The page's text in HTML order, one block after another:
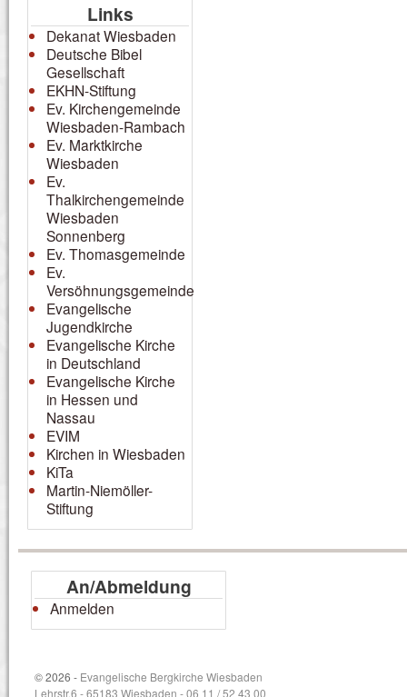
Links
Dekanat Wiesbaden
Deutsche Bibel
Gesellschaft
EKHN-Stiftung
Ev. Kirchengemeinde
Wiesbaden-Rambach
Ev. Marktkirche
Wiesbaden
Ev.
Thalkirchengemeinde
Wiesbaden
Sonnenberg
Ev. Thomasgemeinde
Ev.
Versöhnungsgemeinde
Evangelische
Jugendkirche
Evangelische Kirche
in Deutschland
Evangelische Kirche
in Hessen und
Nassau
EVIM
Kirchen in Wiesbaden
KiTa
Martin-Niemöller-
Stiftung
An/Abmeldung
Anmelden
© 2026 - Evangelische Bergkirche Wiesbaden
Lehrstr.6 - 65183 Wiesbaden - 06 11 / 52 43 00